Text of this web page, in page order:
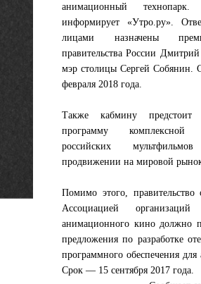
анимационный
информирует «Утро.ру».
лицами назначены
правительства России
мэр столицы Сергей Собянин.
февраля 2018 года.
Также кабмину предстоит
программу комплексной
российских
продвижении на мировой
Помимо этого, правительство
Ассоциацией организаций
анимационного кино должно
предложения по разработке
программного обеспечения для
Срок — 15 сентября 2017 года.